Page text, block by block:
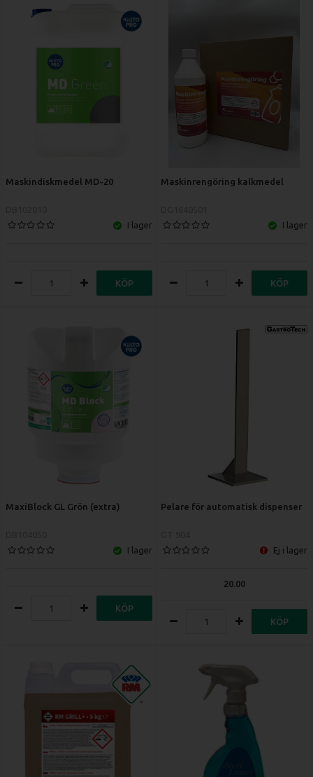
Maskindiskmedel MD-20
I lager
KÖP
Maskinrengöring kalkmedel
I lager
KÖP
MaxiBlock GL Grön (extra)
I lager
KÖP
Pelare för automatisk dispenser
Ej i lager
20.00
KÖP